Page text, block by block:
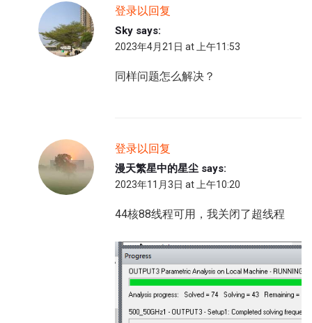
登录以回复
Sky says:
2023年4月21日 at 上午11:53
同样问题怎么解决？
登录以回复
漫天繁星中的星尘 says:
2023年11月3日 at 上午10:20
44核88线程可用，我关闭了超线程